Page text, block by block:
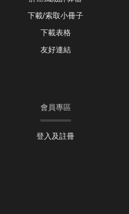
下載/索取小冊子
下載表格
友好連結
會員專區
登入及註冊